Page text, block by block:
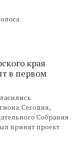
края
в первом
Сегодня,
Собрания
принят проект